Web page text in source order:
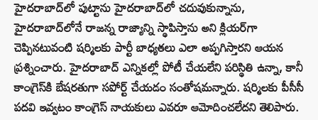
హైదరాబాద్‌లో పుట్టాను హైదరాబాద్‌లో చదువుకున్నాను,
హైదరాబాద్‌లోనే రాజన్న రాజ్యాన్ని స్థాపిస్తాను అని క్లియర్‌గా
చెప్పినటువంటి షర్మిలకు పార్టీ బాధ్యతలు ఎలా అప్పగిస్తారని ఆయన
ప్రశ్నించారు. హైదరాబాద్‌ ఎన్నికల్లో పోటీ చేయలేని పరిస్థితి ఉన్నా, కానీ
కాంగ్రెస్‌కి బేషరతుగా సపోర్ట్ చేయడం సంతోషమన్నారు. షర్మిలకు పీసీసీ
పదవి ఇవ్వటం కాంగ్రెస్ నాయకులు ఎవరూ ఆమోదించలేదని తెలిపారు.